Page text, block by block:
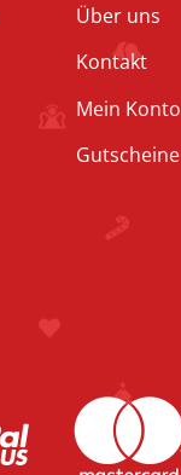
Über uns
Kontakt
Mein Konto
Gutscheine